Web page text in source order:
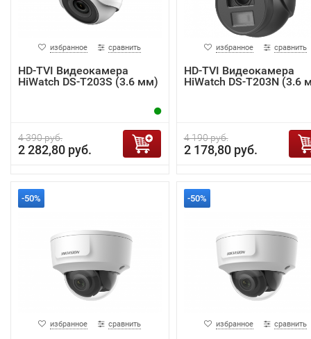
избранное сравнить
HD-TVI Видеокамера
HiWatch DS-T203S (3.6 мм)
4 390 руб.
2 282,80 руб.
избранное сравнить
HD-TVI Видеокамера
HiWatch DS-T203N (3.6
4 190 руб.
2 178,80 руб.
-50%
избранное сравнить
-50%
избранное сравнить